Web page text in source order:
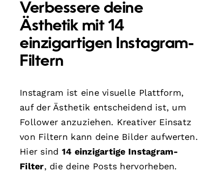
Verbessere deine
Ästhetik mit 14
einzigartigen Instagram-
Filtern
Instagram ist eine visuelle Plattform,
auf der Ästhetik entscheidend ist, um
Follower anzuziehen. Kreativer Einsatz
von Filtern kann deine Bilder aufwerten.
Hier sind 14 einzigartige Instagram-
Filter, die deine Posts hervorheben.